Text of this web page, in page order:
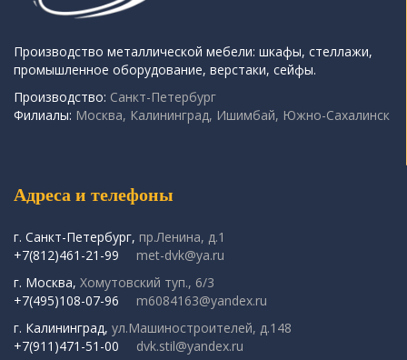
Производство металлической мебели: шкафы, стеллажи,
промышленное оборудование, верстаки, сейфы.
Производство: Санкт-Петербург
Филиалы: Москва, Калининград, Ишимбай, Южно-Сахалинск
Адреса и телефоны
г. Санкт-Петербург, пр.Ленина, д.1
+7(812)461-21-99
met-dvk@ya.ru
г. Москва, Хомутовский туп., 6/3
+7(495)108-07-96
m6084163@yandex.ru
г. Калининград, ул.Машиностроителей, д.148
+7(911)471-51-00
dvk.stil@yandex.ru